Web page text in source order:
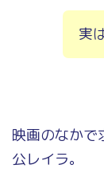
実
映画のなかで
公レイラ。